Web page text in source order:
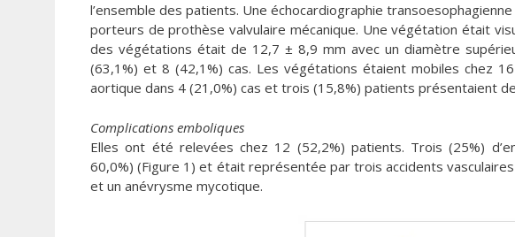
l’ensemble des patients. Une échocardiographie
porteurs de prothèse valvulaire mécanique. Une végétation était
des végétations était de 12,7 ± 8,9 mm avec un diamètre
(63,1%) et 8 (42,1%) cas. Les végétations étaient mobiles chez
aortique dans 4 (21,0%) cas et trois (15,8%) patients présentaient
Complications emboliques
Elles ont été relevées chez 12 (52,2%) patients. Trois (25%)
60,0%) (Figure 1) et était représentée par trois accidents
et un anévrysme mycotique.